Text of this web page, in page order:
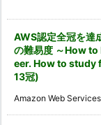
AWS認定全冠を達
の難易度 ～How
eer. How to study
13冠)
Amazon Web